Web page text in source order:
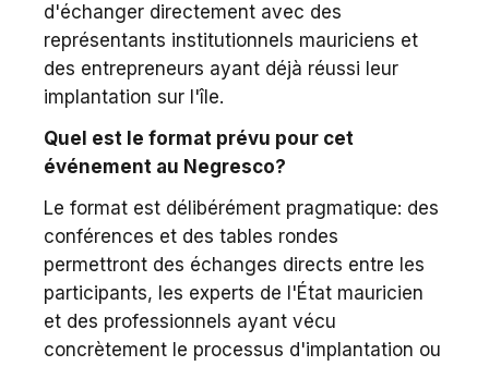
d'échanger directement avec des
représentants institutionnels mauriciens et
des entrepreneurs ayant déjà réussi leur
implantation sur l'île.
Quel est le format prévu pour cet
événement au Negresco?
Le format est délibérément pragmatique: des
conférences et des tables rondes
permettront des échanges directs entre les
participants, les experts de l'État mauricien
et des professionnels ayant vécu
concrètement le processus d'implantation ou